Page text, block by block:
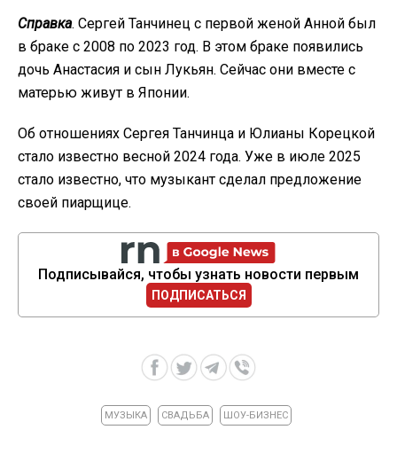
Справка. Сергей Танчинец с первой женой Анной был
в браке с 2008 по 2023 год. В этом браке появились
дочь Анастасия и сын Лукьян. Сейчас они вместе с
матерью живут в Японии.
Об отношениях Сергея Танчинца и Юлианы Корецкой
стало известно весной 2024 года. Уже в июле 2025
стало известно, что музыкант сделал предложение
своей пиарщице.
Подписывайся, чтобы узнать новости первым
ПОДПИСАТЬСЯ
МУЗЫКА СВАДЬБА ШОУ-БИЗНЕС